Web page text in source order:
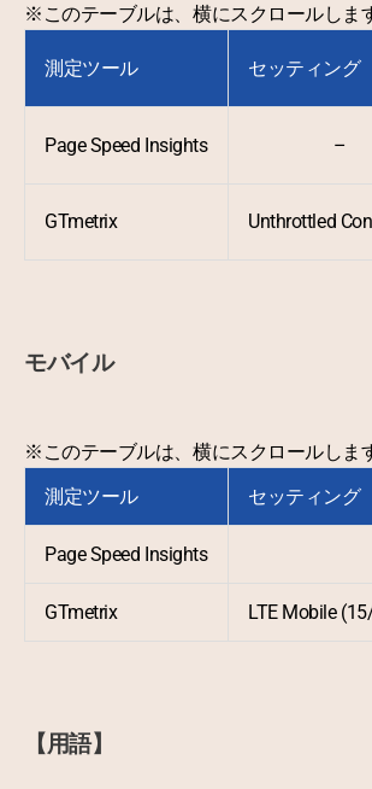
※このテーブルは、横にスクロールしま
測定ツール セッティング
Page Speed Insights –
GTmetrix Unthrottled
モバイル
※このテーブルは、横にスクロールしま
測定ツール
セッティング
Page Speed Insights
GTmetrix LTE Mobile
【用語】